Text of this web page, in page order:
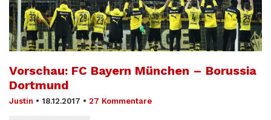
Vorschau: FC Bayern München – Borussia
Dortmund
Justin • 18.12.2017 • 27 Kommentare